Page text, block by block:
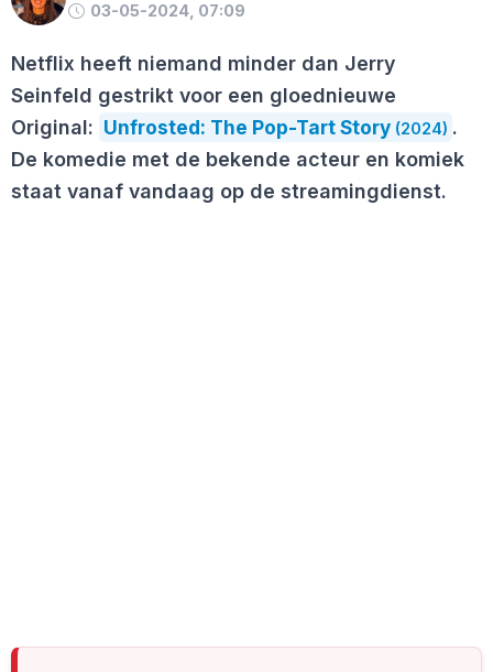
03-05-2024, 07:09
Netflix heeft niemand minder dan Jerry
Seinfeld gestrikt voor een gloednieuwe
Original: Unfrosted: The Pop-Tart Story (2024) .
De komedie met de bekende acteur en komiek
staat vanaf vandaag op de streamingdienst.